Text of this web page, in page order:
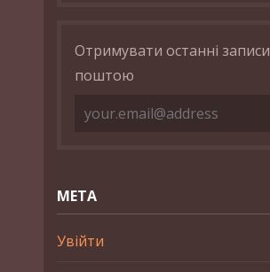
Отримувати останні записи
поштою
МЕТА
Увійти